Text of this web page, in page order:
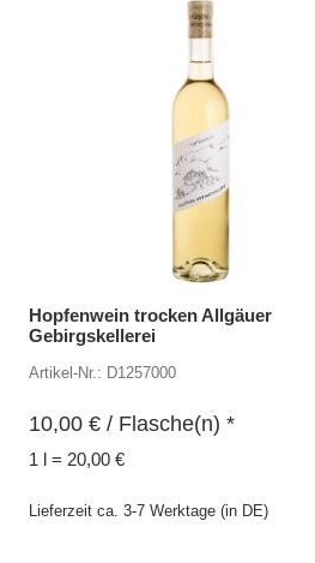
Hopfenwein trocken Allgäuer
Gebirgskellerei
Artikel-Nr.: D1257000
10,00 € / Flasche(n) *
1 l = 20,00 €
Lieferzeit ca. 3-7 Werktage (in DE)